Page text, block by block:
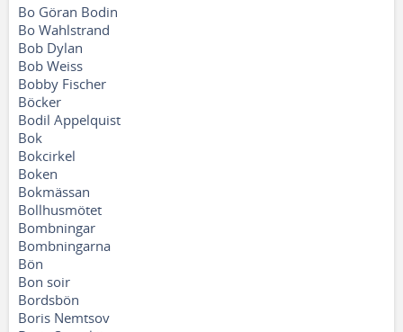
Bo Göran Bodin
Bo Wahlstrand
Bob Dylan
Bob Weiss
Bobby Fischer
Böcker
Bodil Appelquist
Bok
Bokcirkel
Boken
Bokmässan
Bollhusmötet
Bombningar
Bombningarna
Bön
Bon soir
Bordsbön
Boris Nemtsov